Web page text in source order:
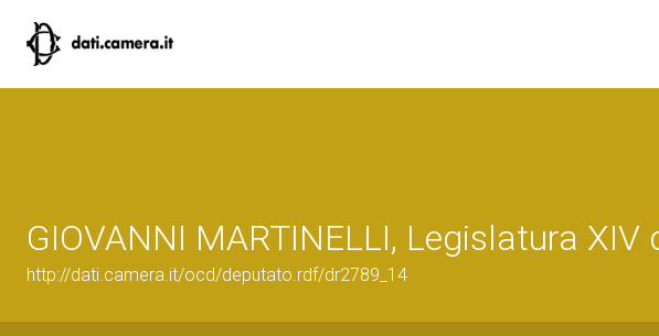
GIOVANNI MARTINELLI, Legislatura XIV
http://dati.camera.it/ocd/deputato.rdf/dr2789_14